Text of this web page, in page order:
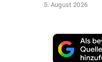
5. August 2026